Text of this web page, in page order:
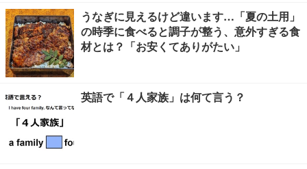
うなぎに見えるけど違います…「夏の土用」
の時季に食べると調子が整う、意外すぎる食
材とは？「お安くてありがたい」
英語で「４人家族」は何て言う？